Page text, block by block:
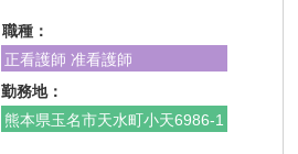
職種：
正看護師 准看護師
勤務地：
熊本県玉名市天水町小天6986-1